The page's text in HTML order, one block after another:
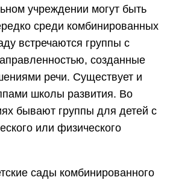
учреждении могут быть
среди комбинированных
встречаются группы с
созданные
речи. Существует и
школы развития. Во
бывают группы для детей с
или физического
сады комбинированного